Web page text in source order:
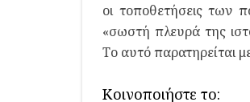
οι τοποθετήσεις των
«σωστή πλευρά της
Το αυτό παρατηρείται
Κοινοποιήστε το: